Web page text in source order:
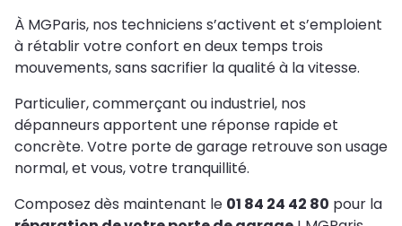
À MGParis, nos techniciens s’activent et s’emploient
à rétablir votre confort en deux temps trois
mouvements, sans sacrifier la qualité à la vitesse.
Particulier, commerçant ou industriel, nos
dépanneurs apportent une réponse rapide et
concrète. Votre porte de garage retrouve son usage
normal, et vous, votre tranquillité.
Composez dès maintenant le 01 84 24 42 80 pour la